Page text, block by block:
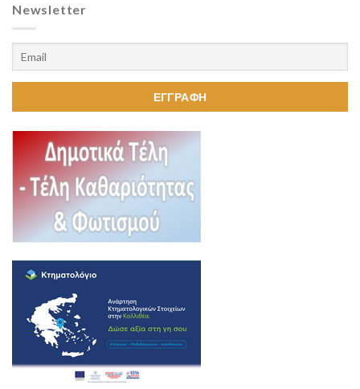
Newsletter